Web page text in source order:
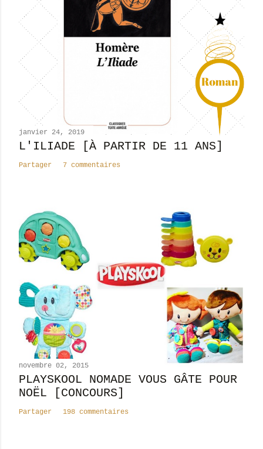
r
c
m
n
t
i
janvier 24, 2019
L'ILIADE [À PARTIR DE 11 ANS]
Partager 7 commentaires
novembre 02, 2015
PLAYSKOOL NOMADE VOUS GÂTE POUR
NOËL [CONCOURS]
Partager 198 commentaires